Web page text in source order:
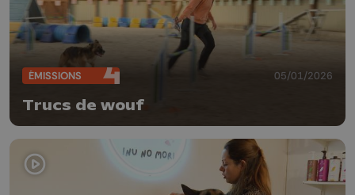
ÉMISSIONS 05/01/2026
Trucs de wouf